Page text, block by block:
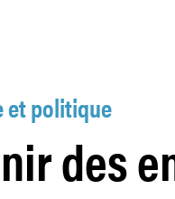
et politique
des